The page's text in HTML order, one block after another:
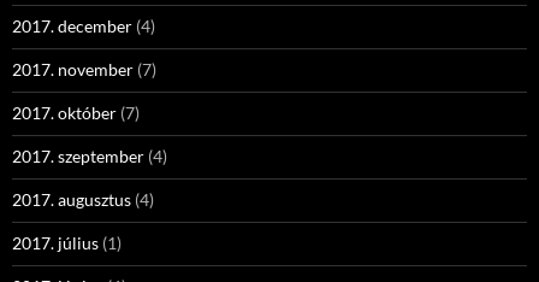
2017. december (4)
2017. november (7)
2017. október (7)
2017. szeptember (4)
2017. augusztus (4)
2017. július (1)